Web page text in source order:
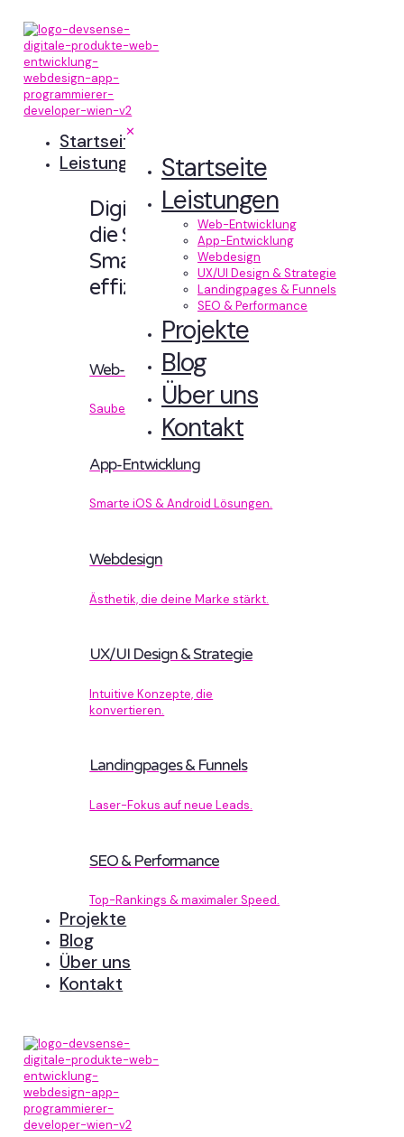
✕
Startseite
Leistungen
Web-Entwicklung
App-Entwicklung
Webdesign
UX/UI Design & Strategie
Landingpages & Funnels
SEO & Performance
Projekte
Blog
Über uns
Kontakt
Startseite
Leistungen
Digitale Erlebnisse,
die Sinn machen.
Smart designt und
effizient entwickelt.
Web-Entwicklung
Sauberer Code, der performt.
App-Entwicklung
Smarte iOS & Android Lösungen.
Webdesign
Ästhetik, die deine Marke stärkt.
UX/UI Design & Strategie
Intuitive Konzepte, die
konvertieren.
Landingpages & Funnels
Laser-Fokus auf neue Leads.
SEO & Performance
Top-Rankings & maximaler Speed.
Projekte
Blog
Über uns
Kontakt